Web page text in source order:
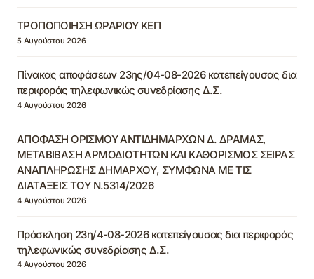
ΤΡΟΠΟΠΟΙΗΣΗ ΩΡΑΡΙΟΥ ΚΕΠ
5 Αυγούστου 2026
Πίνακας αποφάσεων 23ης/04-08-2026 κατεπείγουσας δια
περιφοράς τηλεφωνικώς συνεδρίασης Δ.Σ.
4 Αυγούστου 2026
ΑΠΟΦΑΣΗ ΟΡΙΣΜΟΥ ΑΝΤΙΔΗΜΑΡΧΩΝ Δ. ΔΡΑΜΑΣ,
ΜΕΤΑΒΙΒΑΣΗ ΑΡΜΟΔΙΟΤΗΤΩΝ ΚΑΙ ΚΑΘΟΡΙΣΜΟΣ ΣΕΙΡΑΣ
ΑΝΑΠΛΗΡΩΣΗΣ ΔΗΜΑΡΧΟΥ, ΣΥΜΦΩΝΑ ΜΕ ΤΙΣ
ΔΙΑΤΑΞΕΙΣ ΤΟΥ Ν.5314/2026
4 Αυγούστου 2026
Πρόσκληση 23η/4-08-2026 κατεπείγουσας δια περιφοράς
τηλεφωνικώς συνεδρίασης Δ.Σ.
4 Αυγούστου 2026